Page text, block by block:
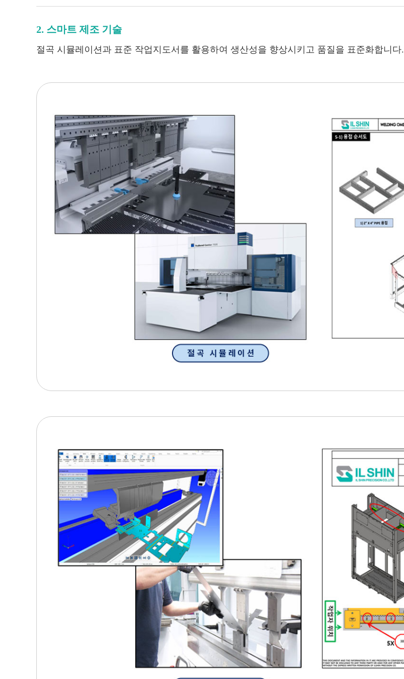
2. 스마트 제조 기술
절곡 시뮬레이션과 표준 작업지도서를 활용하여 생산성을 향상시키고 품질을 표준화합니다.